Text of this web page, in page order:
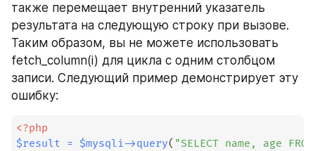
также перемещает внутренний указатель
результата на следующую строку при вызове.
Таким образом, вы не можете использовать
fetch_column(i) для цикла с одним столбцом
записи. Следующий пример демонстрирует эту
ошибку:
<?php
$result = $mysqli->query( "SELECT name, age